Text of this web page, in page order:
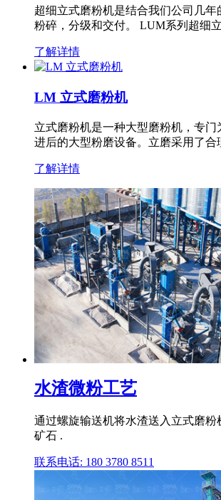
超细立式磨粉机是结合我们公司几
粉碎，分级和交付。 LUM系列超细
了解详情
LM 立式磨粉机
立式磨粉机是一种大型磨粉机，专
进后的大型粉磨设备。立磨采用了
了解详情
水渣微粉工艺
通过螺旋输送机将水渣送入立式磨
矿石 .
联系电话: 180 3780 8511